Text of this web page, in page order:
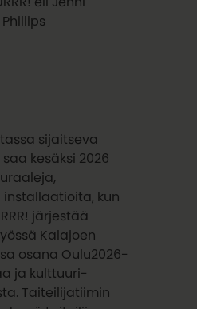
sijaitseva
kesäksi 2026
kun
järjestää
Kalajoen
osana Oulu2026-
ja kulttuuri-
Taiteilijatiimin